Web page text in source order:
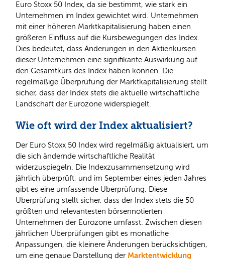
Euro Stoxx 50 Index, da sie bestimmt, wie stark ein
Unternehmen im Index gewichtet wird. Unternehmen
mit einer höheren Marktkapitalisierung haben einen
größeren Einfluss auf die Kursbewegungen des Index.
Dies bedeutet, dass Änderungen in den Aktienkursen
dieser Unternehmen eine signifikante Auswirkung auf
den Gesamtkurs des Index haben können. Die
regelmäßige Überprüfung der Marktkapitalisierung stellt
sicher, dass der Index stets die aktuelle wirtschaftliche
Landschaft der Eurozone widerspiegelt.
Wie oft wird der Index aktualisiert?
Der Euro Stoxx 50 Index wird regelmäßig aktualisiert, um
die sich ändernde wirtschaftliche Realität
widerzuspiegeln. Die Indexzusammensetzung wird
jährlich überprüft, und im September eines jeden Jahres
gibt es eine umfassende Überprüfung. Diese
Überprüfung stellt sicher, dass der Index stets die 50
größten und relevantesten börsennotierten
Unternehmen der Eurozone umfasst. Zwischen diesen
jährlichen Überprüfungen gibt es monatliche
Anpassungen, die kleinere Änderungen berücksichtigen,
um eine genaue Darstellung der Marktentwicklung